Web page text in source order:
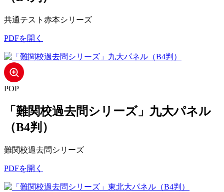
共通テスト赤本シリーズ
PDFを開く
POP
「難関校過去問シリーズ」九大パネル
（B4判）
難関校過去問シリーズ
PDFを開く